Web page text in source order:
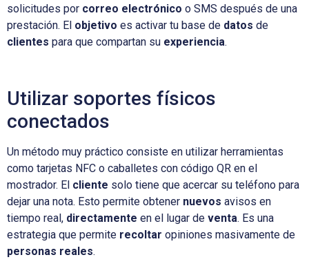
solicitudes por correo electrónico o SMS después de una
prestación. El objetivo es activar tu base de datos de
clientes para que compartan su experiencia.
Utilizar soportes físicos
conectados
Un método muy práctico consiste en utilizar herramientas
como tarjetas NFC o caballetes con código QR en el
mostrador. El cliente solo tiene que acercar su teléfono para
dejar una nota. Esto permite obtener nuevos avisos en
tiempo real, directamente en el lugar de venta. Es una
estrategia que permite recoltar opiniones masivamente de
personas reales.